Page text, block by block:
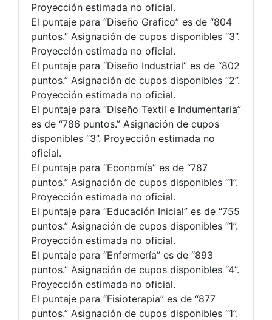
Proyección estimada no oficial.
El puntaje para “Diseño Grafico” es de “804
puntos.” Asignación de cupos disponibles “3”.
Proyección estimada no oficial.
El puntaje para “Diseño Industrial” es de “802
puntos.” Asignación de cupos disponibles “2”.
Proyección estimada no oficial.
El puntaje para “Diseño Textil e Indumentaria”
es de “786 puntos.” Asignación de cupos
disponibles “3”. Proyección estimada no
oficial.
El puntaje para “Economía” es de “787
puntos.” Asignación de cupos disponibles “1”.
Proyección estimada no oficial.
El puntaje para “Educación Inicial” es de “755
puntos.” Asignación de cupos disponibles “1”.
Proyección estimada no oficial.
El puntaje para “Enfermería” es de “893
puntos.” Asignación de cupos disponibles “4”.
Proyección estimada no oficial.
El puntaje para “Fisioterapia” es de “877
puntos.” Asignación de cupos disponibles “1”.